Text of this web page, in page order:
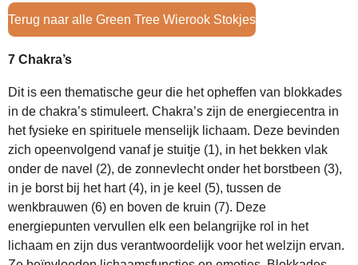
Terug naar alle Green Tree Wierook Stokjes
7 Chakra’s
Dit is een thematische geur die het opheffen van blokkades
in de chakra’s stimuleert. Chakra’s zijn de energiecentra in
het fysieke en spirituele menselijk lichaam. Deze bevinden
zich opeenvolgend vanaf je stuitje (1), in het bekken vlak
onder de navel (2), de zonnevlecht onder het borstbeen (3),
in je borst bij het hart (4), in je keel (5), tussen de
wenkbrauwen (6) en boven de kruin (7). Deze
energiepunten vervullen elk een belangrijke rol in het
lichaam en zijn dus verantwoordelijk voor het welzijn ervan.